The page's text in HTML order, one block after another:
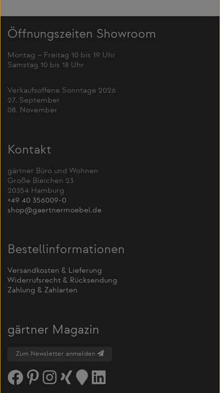
Öffnungszeiten Showroom
Montag – Freitag 10 bis 19 Uhr
Samstag 10 bis 18 Uhr
Verkaufsoffene Sonntage 2026
27. September
08. November
Kontakt
gärtner Büro und Wohnen
Große Bleichen 23
20354 Hamburg
+49 40 356009-0
shop@gaertnermoebel.de
Bestellinformationen
Versandkosten & Lieferung
Widerrufsrecht & Rücksendung
Zahlung & Zahlarten
gärtner Magazin
Zum Newsletter anmelden